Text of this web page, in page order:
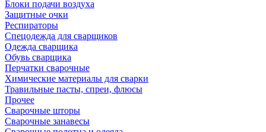
Блоки подачи воздуха
Защитные очки
Респираторы
Спецодежда для сварщиков
Одежда сварщика
Обувь сварщика
Перчатки сварочные
Химические материалы для сварки
Травильные пасты, спреи, флюсы
Прочее
Сварочные шторы
Сварочные занавесы